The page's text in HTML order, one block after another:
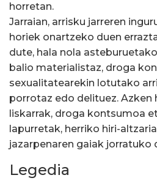
horretan.
Jarraian, arrisku jarreren
horiek onartzeko duen
dute, hala nola
balio materialistaz, droga
sexualitatearekin lotutako
porrotaz edo delituez. Azken
liskarrak, droga kontsumoa
lapurretak, herriko hiri-
jazarpenaren gaiak jorratuko
Legedia